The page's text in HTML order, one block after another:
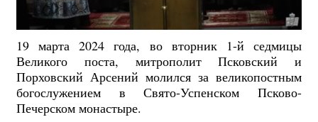
19 марта 2024 года, во вторник 1-й седмицы
Великого поста, митрополит Псковский и
Порховский Арсений молился за великопостным
богослужением в Свято-Успенском Псково-
Печерском монастыре.